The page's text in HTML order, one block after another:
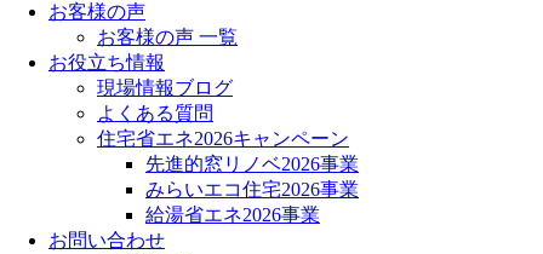
お客様の声
お客様の声 一覧
お役立ち情報
現場情報ブログ
よくある質問
住宅省エネ2026キャンペーン
先進的窓リノベ2026事業
みらいエコ住宅2026事業
給湯省エネ2026事業
お問い合わせ